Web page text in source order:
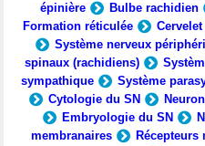
épinière
Bulbe rachidien
Formation réticulée
Cervelet
Système nerveux
spinaux (rachidiens)
sympathique
Système
Cytologie du SN
Embryologie du SN
membranaires
Récepteurs